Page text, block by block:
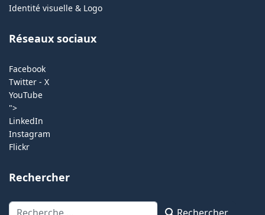
Identité visuelle & Logo
Réseaux sociaux
Facebook
Twitter - X
YouTube
">
LinkedIn
Instagram
Flickr
Rechercher
Rechercher